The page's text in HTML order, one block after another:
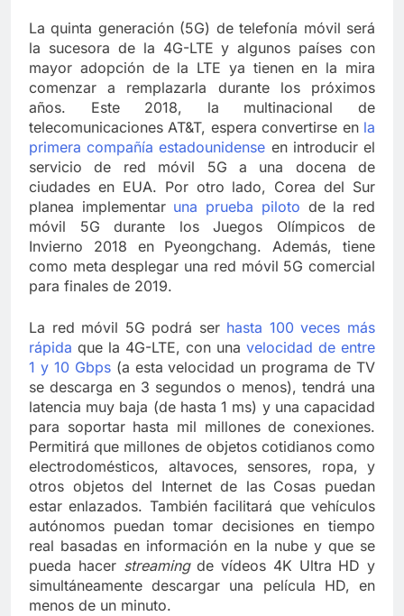
La quinta generación (5G) de telefonía móvil será
la sucesora de la 4G-LTE y algunos países con
mayor adopción de la LTE ya tienen en la mira
comenzar a remplazarla durante los próximos
años. Este 2018, la multinacional de
telecomunicaciones AT&T, espera convertirse en la
primera compañía estadounidense en introducir el
servicio de red móvil 5G a una docena de
ciudades en EUA. Por otro lado, Corea del Sur
planea implementar una prueba piloto de la red
móvil 5G durante los Juegos Olímpicos de
Invierno 2018 en Pyeongchang. Además, tiene
como meta desplegar una red móvil 5G comercial
para finales de 2019.
La red móvil 5G podrá ser hasta 100 veces más
rápida que la 4G-LTE, con una velocidad de entre
1 y 10 Gbps(a esta velocidad un programa de TV
se descarga en 3 segundos o menos), tendrá una
latencia muy baja (de hasta 1 ms) y una capacidad
para soportar hasta mil millones de conexiones.
Permitirá que millones de objetos cotidianos como
electrodomésticos, altavoces, sensores, ropa, y
otros objetos del Internet de las Cosas puedan
estar enlazados. También facilitará que vehículos
autónomos puedan tomar decisiones en tiempo
real basadas en información en la nube y que se
pueda hacer streamingde vídeos 4K Ultra HD y
simultáneamente descargar una película HD, en
menos de un minuto.